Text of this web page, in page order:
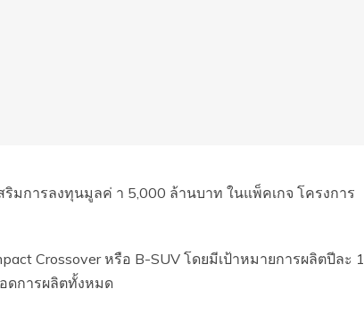
มการลงทุนมูลค่ า 5,000 ล้านบาท ในแพ็คเกจ โครงการ
Crossover หรือ B-SUV โดยมีเป้าหมายการผลิตปีละ 1
ดการผลิตทั้งหมด